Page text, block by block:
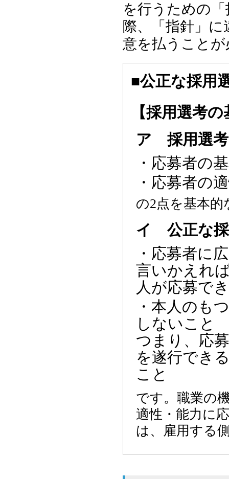
を行うための
際、「指針」
意を払うこと
■公正な採用
【採用選考
ア 採用選
・応募者の
・応募者の
の2点を基本
イ 公正な採
・応募者に
言いかえれ
人が応募で
・本人のも
しないこと
つまり、応
を遂行でき
こと
です。職業の
適性・能力に
は、雇用する